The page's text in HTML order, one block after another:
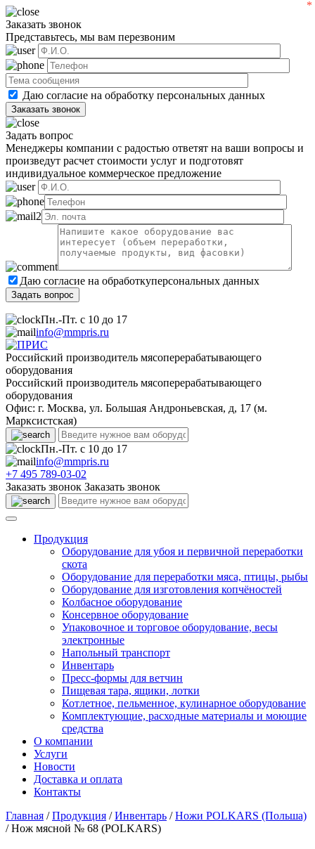
Заказать звонок
Представьтесь, мы вам перезвоним
Даю согласие на обработку персональных данных
Задать вопрос
Менеджеры компании с радостью ответят на ваши вопросы и
произведут расчет стоимости услуг и подготовят
индивидуальное коммерческое предложение
Даю согласие на обработкуперсональных данных
Пн.-Пт. с 10 до 17
info@mmpris.ru
Российский производитель мясоперерабатывающего
оборудования
Российский производитель мясоперерабатывающего
оборудования
Офис: г. Москва, ул. Большая Андроньевская, д, 17 (м.
Марксистская)
Пн.-Пт. с 10 до 17
info@mmpris.ru
+7 495 789-03-02
Заказать звонок Заказать звонок
Продукция
Оборудование для убоя и первичной переработки
скота
Оборудование для переработки мяса, птицы, рыбы
Оборудование для изготовления копчёностей
Колбасное оборудование
Консервное оборудование
Упаковочное и торговое оборудование, весы
электронные
Напольный транспорт
Инвентарь
Пресс-формы для ветчин
Пищевая тара, ящики, лотки
Котлетное, пельменное, кулинарное оборудование
Комплектующие, расходные материалы и моющие
средства
О компании
Услуги
Новости
Доставка и оплата
Контакты
Главная /Продукция /Инвентарь /Ножи POLKARS (Польша)
/Нож мясной № 68 (POLKARS)